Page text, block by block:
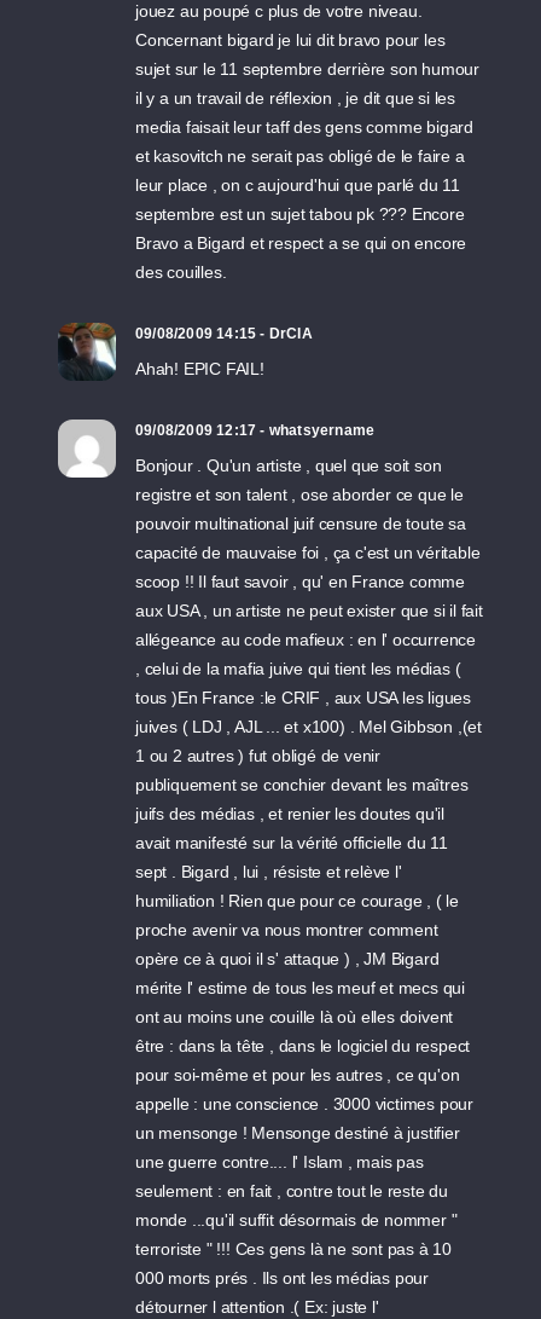
jouez au poupé c plus de votre niveau.
Concernant bigard je lui dit bravo pour les
sujet sur le 11 septembre derrière son humour
il y a un travail de réflexion , je dit que si les
media faisait leur taff des gens comme bigard
et kasovitch ne serait pas obligé de le faire a
leur place , on c aujourd'hui que parlé du 11
septembre est un sujet tabou pk ??? Encore
Bravo a Bigard et respect a se qui on encore
des couilles.
09/08/2009 14:15 - DrCIA
Ahah! EPIC FAIL!
09/08/2009 12:17 - whatsyername
Bonjour . Qu'un artiste , quel que soit son
registre et son talent , ose aborder ce que le
pouvoir multinational juif censure de toute sa
capacité de mauvaise foi , ça c'est un véritable
scoop !! Il faut savoir , qu' en France comme
aux USA , un artiste ne peut exister que si il fait
allégeance au code mafieux : en l' occurrence
, celui de la mafia juive qui tient les médias (
tous )En France :le CRIF , aux USA les ligues
juives ( LDJ , AJL ... et x100) . Mel Gibbson ,(et
1 ou 2 autres ) fut obligé de venir
publiquement se conchier devant les maîtres
juifs des médias , et renier les doutes qu'il
avait manifesté sur la vérité officielle du 11
sept . Bigard , lui , résiste et relève l'
humiliation ! Rien que pour ce courage , ( le
proche avenir va nous montrer comment
opère ce à quoi il s' attaque ) , JM Bigard
mérite l' estime de tous les meuf et mecs qui
ont au moins une couille là où elles doivent
être : dans la tête , dans le logiciel du respect
pour soi-même et pour les autres , ce qu'on
appelle : une conscience . 3000 victimes pour
un mensonge ! Mensonge destiné à justifier
une guerre contre.... l' Islam , mais pas
seulement : en fait , contre tout le reste du
monde ...qu'il suffit désormais de nommer "
terroriste " !!! Ces gens là ne sont pas à 10
000 morts prés . Ils ont les médias pour
détourner l attention .( Ex: juste l'